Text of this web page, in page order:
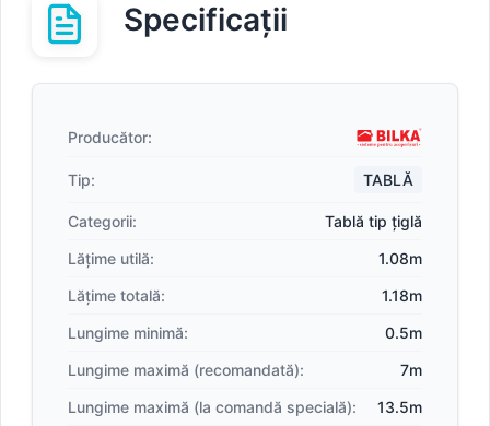
Specificații
Producător:
Tip: TABLĂ
Categorii:
Tablă tip țiglă
Lățime utilă:
1.08m
Lățime totală:
1.18m
Lungime minimă:
0.5m
Lungime maximă (recomandată):
7m
Lungime maximă (la comandă specială):
13.5m